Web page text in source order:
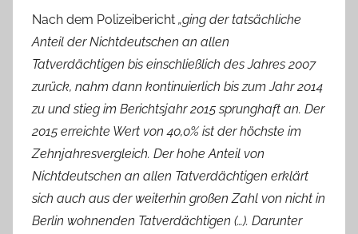
Nach dem Polizeibericht „ging der tatsächliche
Anteil der Nichtdeutschen an allen
Tatverdächtigen bis einschließlich des Jahres 2007
zurück, nahm dann kontinuierlich bis zum Jahr 2014
zu und stieg im Berichtsjahr 2015 sprunghaft an. Der
2015 erreichte Wert von 40,0% ist der höchste im
Zehnjahresvergleich. Der hohe Anteil von
Nichtdeutschen an allen Tatverdächtigen erklärt
sich auch aus der weiterhin großen Zahl von nicht in
Berlin wohnenden Tatverdächtigen (…). Darunter